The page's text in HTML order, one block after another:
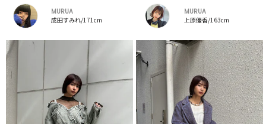
MURUA
成田すみれ/171cm
MURUA
上原優香/163cm